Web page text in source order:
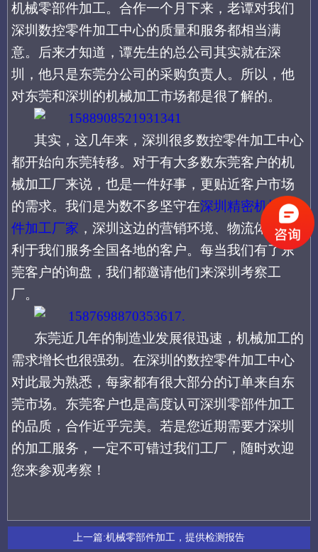
机械零部件加工。合作一个月下来，老谭对我们
深圳数控零件加工中心的质量和服务都相当满
意。后来才知道，谭先生的总公司其实就在深
圳，他只是东莞分公司的采购负责人。所以，他
对东莞和深圳的机械加工市场都是很了解的。
其实，这几年来，深圳很多数控零件加工中心
都开始向东莞转移。对于有大多数东莞客户的机
械加工厂来说，也是一件好事，更贴近客户市场
的需求。我们是为数不多坚守在深圳精密机械零
件加工厂家 ，深圳这边的营销环境、物流体系更
利于我们服务全国各地的客户。每当我们有了东
莞客户的询盘，我们都邀请他们来深圳考察工
厂。
东莞近几年的制造业发展很迅速，机械加工的
需求增长也很强劲。在深圳的数控零件加工中心
对此最为熟悉，每家都有很大部分的订单来自东
莞市场。东莞客户也是高度认可深圳 零部件加工
的品质，合作近乎完美。 若是您近期需要才深圳
的加工服务，一定不可错过我们工厂，随时欢迎
您来参观考察！
上一篇:机械零部件加工，提供检测报告